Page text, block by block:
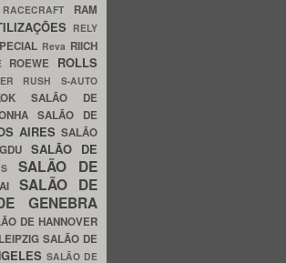
RACECRAFT RAM
RELY
Reva RIICH
ROEWE ROLLS
RUSH S-AUTO
SALÃO DE
SALÃO DE
AIRES SALÃO
SALÃO DE
SALÃO DE
SALÃO DE
GENEBRA
DE HANNOVER
SALÃO DE
SALÃO DE